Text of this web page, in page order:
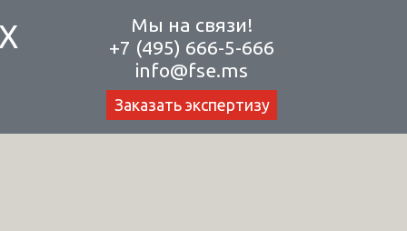
Мы на связи!
+7 (495) 666-5-666
info@fse.ms
Заказать экспертизу